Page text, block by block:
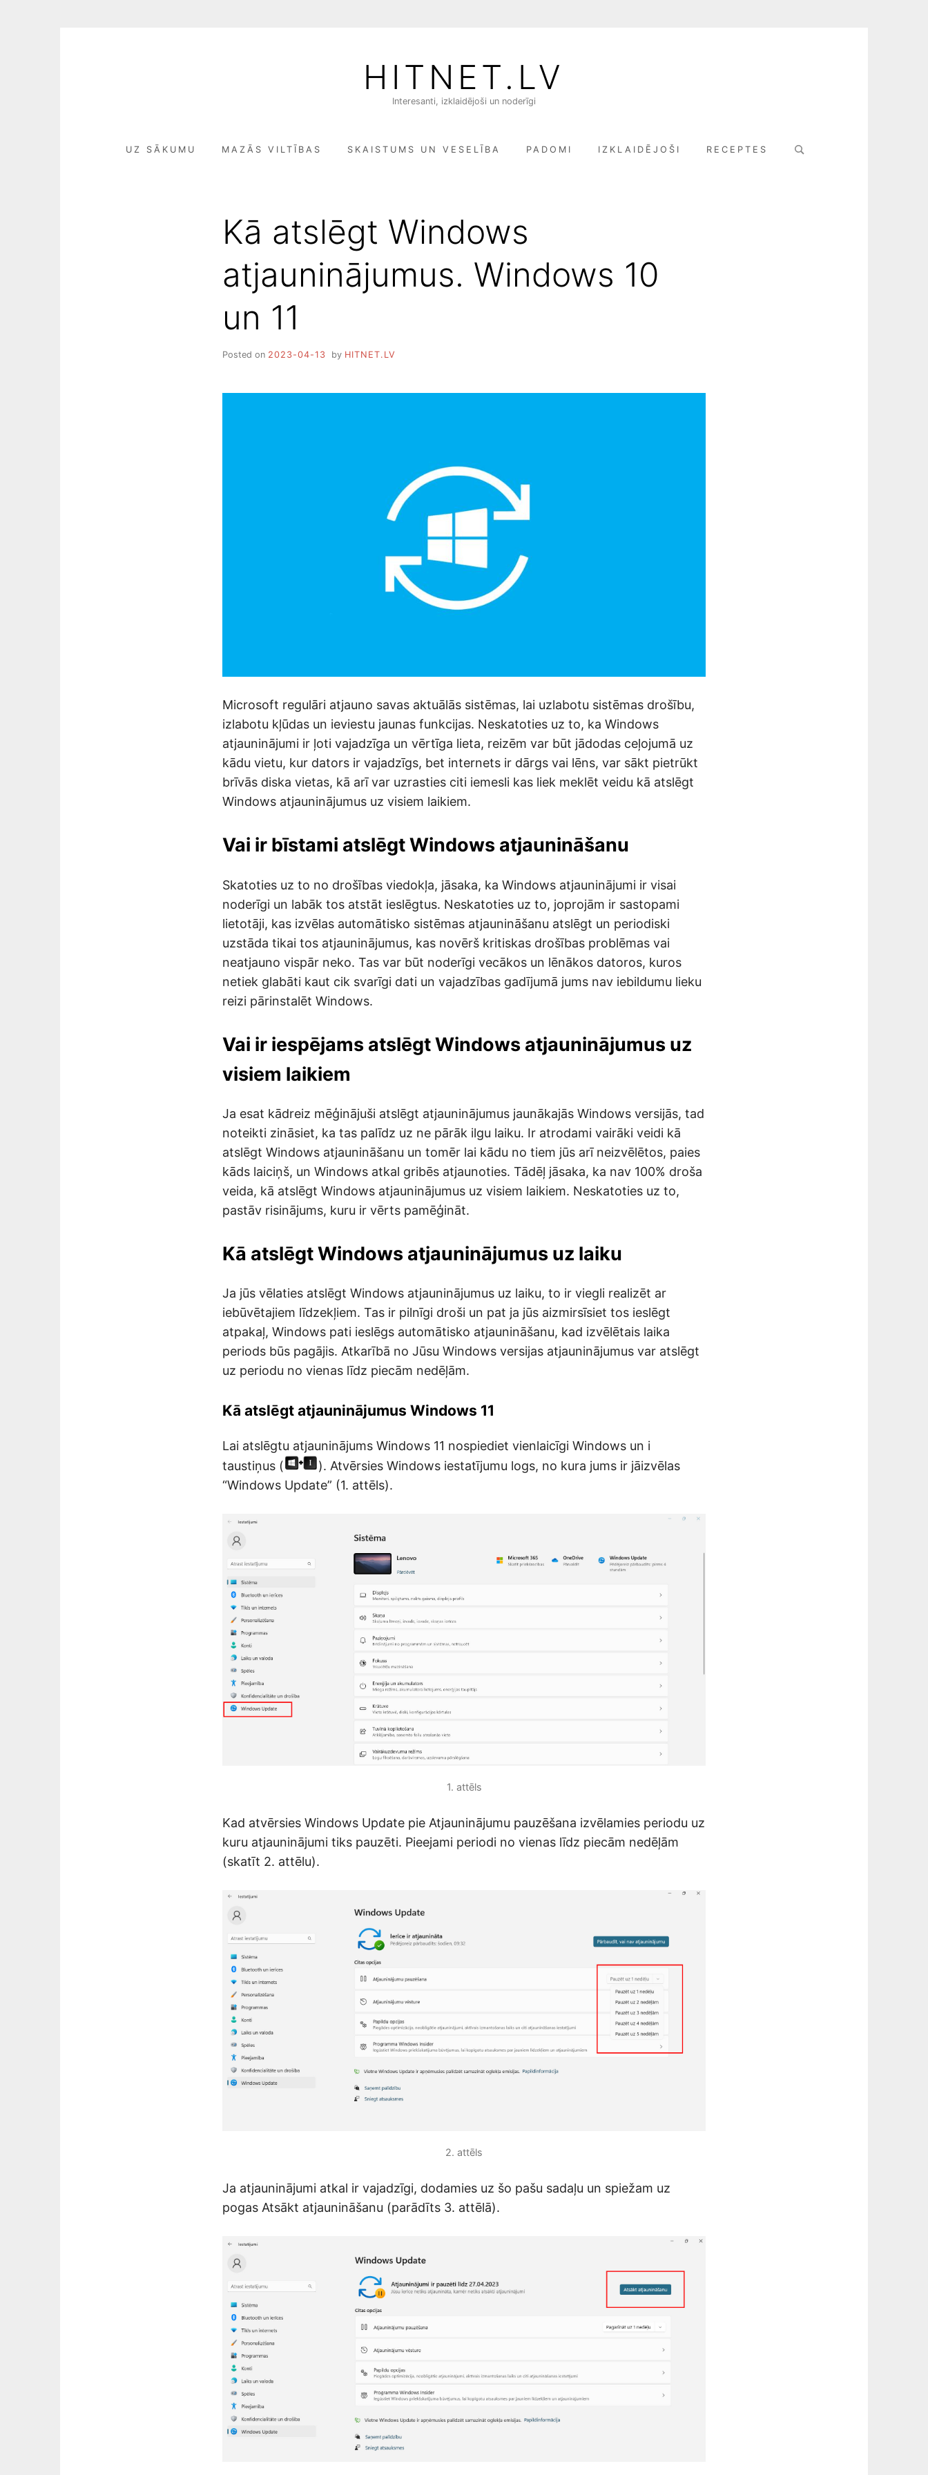
HITNET.LV
Interesanti, izklaidējoši un noderīgi
UZ SĀKUMU MAZĀS VILTĪBAS SKAISTUMS UN VESELĪBA PADOMI IZKLAIDĒJOŠI RECEPTES
Search
Kā atslēgt Windows
atjauninājumus. Windows 10
un 11
Posted on 2023-04-13 by HITNET.LV
Microsoft regulāri atjauno savas aktuālās sistēmas, lai uzlabotu sistēmas drošību,
izlabotu kļūdas un ieviestu jaunas funkcijas. Neskatoties uz to, ka Windows
atjauninājumi ir ļoti vajadzīga un vērtīga lieta, reizēm var būt jādodas ceļojumā uz
kādu vietu, kur dators ir vajadzīgs, bet internets ir dārgs vai lēns, var sākt pietrūkt
brīvās diska vietas, kā arī var uzrasties citi iemesli kas liek meklēt veidu kā atslēgt
Windows atjauninājumus uz visiem laikiem.
Vai ir bīstami atslēgt Windows atjaunināšanu
Skatoties uz to no drošības viedokļa, jāsaka, ka Windows atjauninājumi ir visai
noderīgi un labāk tos atstāt ieslēgtus. Neskatoties uz to, joprojām ir sastopami
lietotāji, kas izvēlas automātisko sistēmas atjaunināšanu atslēgt un periodiski
uzstāda tikai tos atjauninājumus, kas novērš kritiskas drošības problēmas vai
neatjauno vispār neko. Tas var būt noderīgi vecākos un lēnākos datoros, kuros
netiek glabāti kaut cik svarīgi dati un vajadzības gadījumā jums nav iebildumu lieku
reizi pārinstalēt Windows.
Vai ir iespējams atslēgt Windows atjauninājumus uz
visiem laikiem
Ja esat kādreiz mēģinājuši atslēgt atjauninājumus jaunākajās Windows versijās, tad
noteikti zināsiet, ka tas palīdz uz ne pārāk ilgu laiku. Ir atrodami vairāki veidi kā
atslēgt Windows atjaunināšanu un tomēr lai kādu no tiem jūs arī neizvēlētos, paies
kāds laiciņš, un Windows atkal gribēs atjaunoties. Tādēļ jāsaka, ka nav 100% droša
veida, kā atslēgt Windows atjauninājumus uz visiem laikiem. Neskatoties uz to,
pastāv risinājums, kuru ir vērts pamēģināt.
Kā atslēgt Windows atjauninājumus uz laiku
Ja jūs vēlaties atslēgt Windows atjauninājumus uz laiku, to ir viegli realizēt ar
iebūvētajiem līdzekļiem. Tas ir pilnīgi droši un pat ja jūs aizmirsīsiet tos ieslēgt
atpakaļ, Windows pati ieslēgs automātisko atjaunināšanu, kad izvēlētais laika
periods būs pagājis. Atkarībā no Jūsu Windows versijas atjauninājumus var atslēgt
uz periodu no vienas līdz piecām nedēļām.
Kā atslēgt atjauninājumus Windows 11
Lai atslēgtu atjauninājums Windows 11 nospiediet vienlaicīgi Windows un i
taustiņus (
). Atvērsies Windows iestatījumu logs, no kura jums ir jāizvēlas
“Windows Update” (1. attēls).
1. attēls
Kad atvērsies Windows Update pie Atjauninājumu pauzēšana izvēlamies periodu uz
kuru atjauninājumi tiks pauzēti. Pieejami periodi no vienas līdz piecām nedēļām
(skatīt 2. attēlu).
2. attēls
Ja atjauninājumi atkal ir vajadzīgi, dodamies uz šo pašu sadaļu un spiežam uz
pogas Atsākt atjaunināšanu (parādīts 3. attēlā).